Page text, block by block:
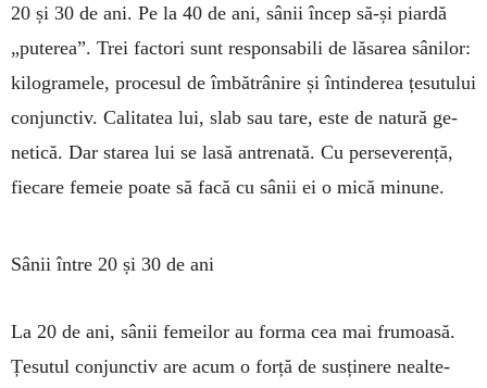
20 și 30 de ani. Pe la 40 de ani, sâ­nii încep să-și piardă
„pu­terea”. Trei factori sunt responsabili de lăsa­rea sânilor:
kilogramele, pro­cesul de îm­bătrânire și întin­de­rea țesu­tului
conjunctiv. Calitatea lui, slab sau tare, este de na­tură ge­
netică. Dar starea lui se lasă an­tre­nată. Cu perseve­rență,
fie­care femeie poa­te să facă cu sânii ei o mică mi­nune.
Sânii între 20 și 30 de ani
La 20 de ani, sânii femeilor au for­ma cea mai frumoasă.
Țesutul con­junc­tiv are acum o forță de susți­nere nealte­